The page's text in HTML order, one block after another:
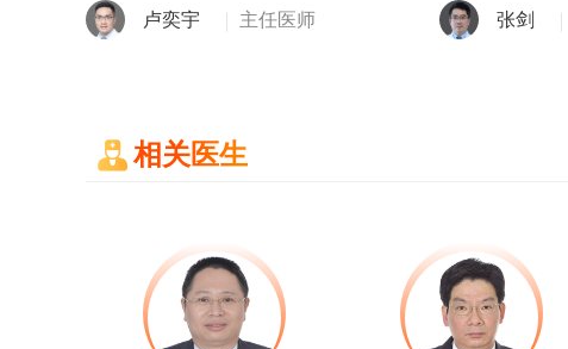
卢奕宇 主任医师 张剑
相关医生